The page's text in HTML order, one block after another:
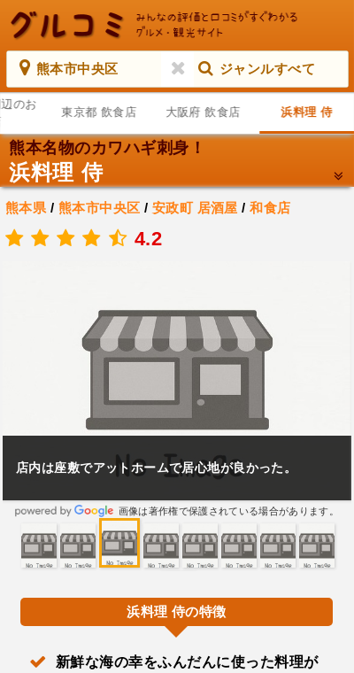
熊本市中央区 ジャンルすべて
のお
東京都 飲食店 大阪府 飲食店 浜料理 侍
熊本名物のカワハギ刺身！
浜料理 侍
熊本県 / 熊本市中央区 / 安政町 居酒屋 /和食店
4.2
店内は座敷でアットホームで居心地が良かった。
画像は著作権で保護されている場合があります。
浜料理 侍の特徴
新鮮な海の幸をふんだんに使った料理が